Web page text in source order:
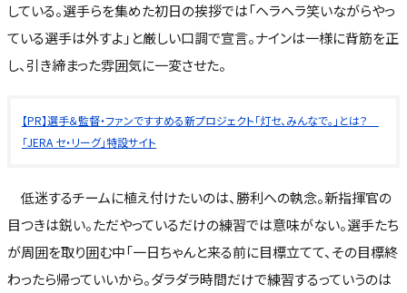
している。選手らを集めた初日の挨拶では「ヘラヘラ笑いながらやっ
ている選手は外すよ」と厳しい口調で宣言。ナインは一様に背筋を正
し、引き締まった雰囲気に一変させた。
【PR】選手＆監督・ファンですすめる新プロジェクト「灯セ、みんなで。」とは？
「JERA セ・リーグ」特設サイト
低迷するチームに植え付けたいのは、勝利への執念。新指揮官の
目つきは鋭い。ただやっているだけの練習では意味がない。選手たち
が周囲を取り囲む中「一日ちゃんと来る前に目標立てて、その目標終
わったら帰っていいから。ダラダラ時間だけで練習するっていうのは